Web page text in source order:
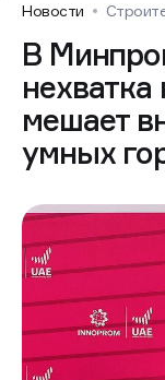
Новости
В
мешает
умных